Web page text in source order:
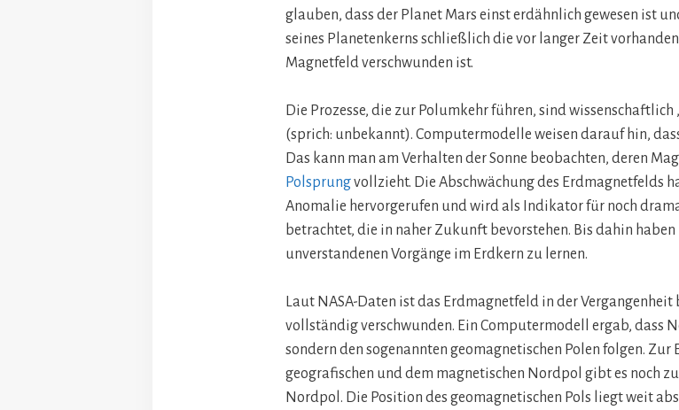
glauben, dass der Planet Mars einst erdähnlich gewesen ist
seines Planetenkerns schließlich die vor langer Zeit
Magnetfeld verschwunden ist.
Die Prozesse, die zur Polumkehr führen, sind wissenschaftlich
(sprich: unbekannt). Computermodelle weisen darauf hin,
Das kann man am Verhalten der Sonne beobachten, deren
Polsprungvollzieht. Die Abschwächung des Erdmagnetfelds
Anomalie hervorgerufen und wird als Indikator für noch
betrachtet, die in naher Zukunft bevorstehen. Bis dahin haben
unverstandenen Vorgänge im Erdkern zu lernen.
Laut NASA-Daten ist das Erdmagnetfeld in der
vollständig verschwunden. Ein Computermodell ergab, dass
sondern den sogenannten geomagnetischen Polen folgen. Zur
geografischen und dem magnetischen Nordpol gibt es noch
Nordpol. Die Position des geomagnetischen Pols liegt weit